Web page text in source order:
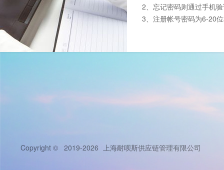
2、忘记密码则通过手机
3、注册帐号密码为6-20
Copyright © 2019-2026 上海耐呗斯供应链管理有限公司